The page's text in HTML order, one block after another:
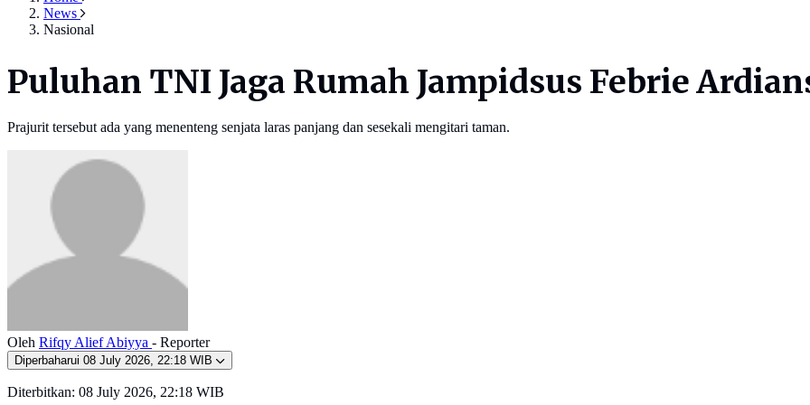
News
Nasional
Puluhan TNI Jaga Rumah Jampidsus Febrie
Prajurit tersebut ada yang menenteng senjata laras panjang dan sesekali mengitari taman.
Oleh Rifqy Alief Abiyya - Reporter
Diperbaharui 08 July 2026, 22:18 WIB
Diterbitkan: 08 July 2026, 22:18 WIB